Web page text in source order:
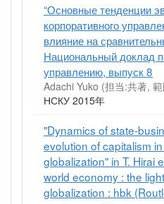
“Основные тенденции
корпоративного
влияние на
Национальный доклад
управлению, выпуск 8
Adachi Yuko (担当:共著,
НСКУ 2015年
"Dynamics of state-
evolution of capitalism
globalization" in T. Hirai
world economy : the
globalization : hbk